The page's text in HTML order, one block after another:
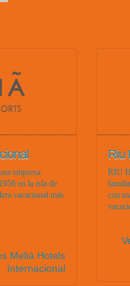
empresa
en la isla de
vacacional más
Meliá Hotels
Internacional
Riu
RIU
con